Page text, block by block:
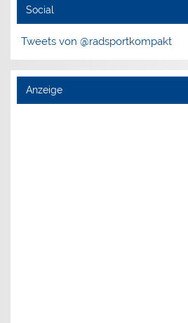
Social
Tweets von @radsportkompakt
Anzeige